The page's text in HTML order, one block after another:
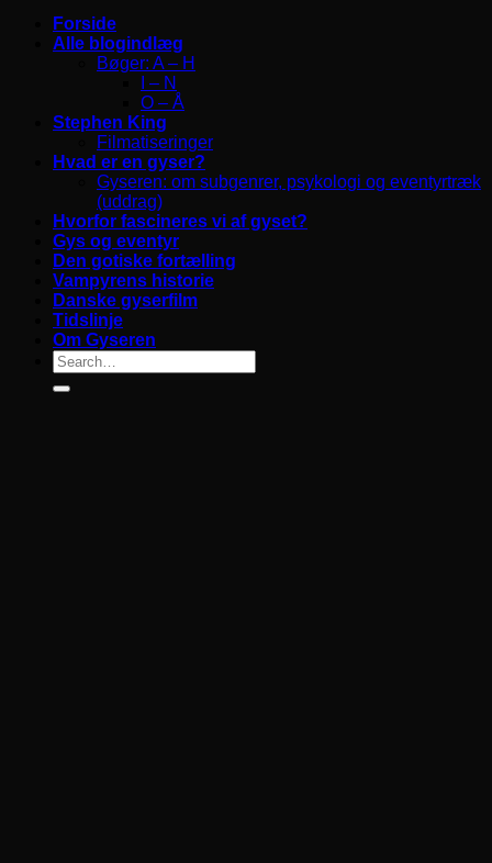
Forside
Alle blogindlæg
Bøger: A – H
I – N
O – Å
Stephen King
Filmatiseringer
Hvad er en gyser?
Gyseren: om subgenrer, psykologi og eventyrtræk
(uddrag)
Hvorfor fascineres vi af gyset?
Gys og eventyr
Den gotiske fortælling
Vampyrens historie
Danske gyserfilm
Tidslinje
Om Gyseren